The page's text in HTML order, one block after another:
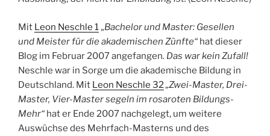
Mit Leon Neschle 1„Bachelor und Master: Gesellen
und Meister für die akademischen Zünfte“ hat dieser
Blog im Februar 2007 angefangen. Das war kein Zufall!
Neschle war in Sorge um die akademische Bildung in
Deutschland. Mit Leon Neschle 32„Zwei-Master, Drei-
Master, Vier-Master segeln im rosaroten Bildungs-
Mehr“ hat er Ende 2007 nachgelegt, um weitere
Auswüchse des Mehrfach-Masterns und des